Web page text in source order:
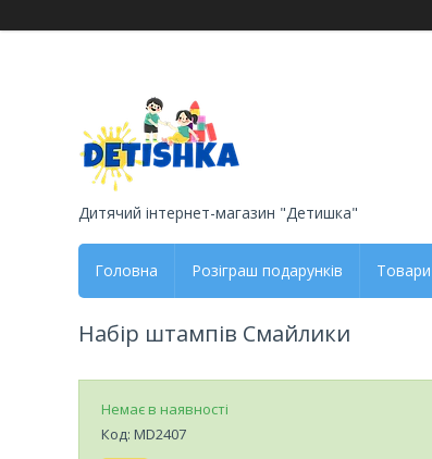
Дитячий інтернет-магазин "Детишка"
Головна Розіграш подарунків Товари
Набір штампів Смайлики
Немає в наявності
Код: MD2407